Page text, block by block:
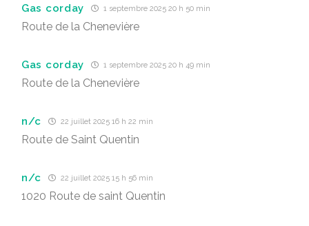
Gas corday 1 septembre 2025 20 h 50 min
Route de la Chenevière
Gas corday 1 septembre 2025 20 h 49 min
Route de la Chenevière
n/c 22 juillet 2025 16 h 22 min
Route de Saint Quentin
n/c 22 juillet 2025 15 h 56 min
1020 Route de saint Quentin